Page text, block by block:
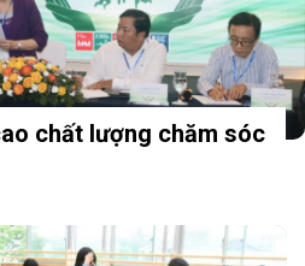
chất lượng chăm sóc